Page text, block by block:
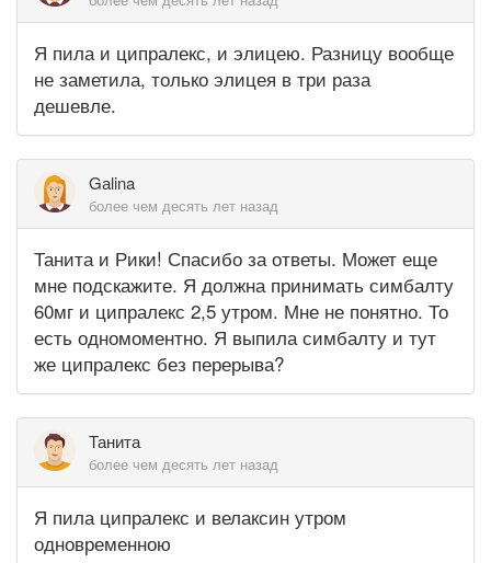
Я пила и ципралекс, и элицею. Разницу вообще
не заметила, только элицея в три раза
дешевле.
Gаlina
более чем десять лет назад
Танита и Рики! Спасибо за ответы. Может еще
мне подскажите. Я должна принимать симбалту
60мг и ципралекс 2,5 утром. Мне не понятно. То
есть одномоментно. Я выпила симбалту и тут
же ципралекс без перерыва?
Танита
более чем десять лет назад
Я пила ципралекс и велаксин утром
одновременною